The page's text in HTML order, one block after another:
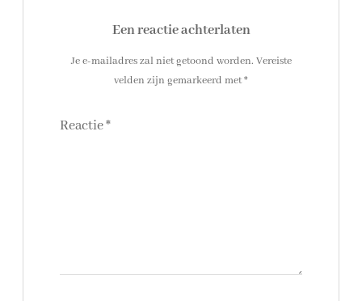
Een reactie achterlaten
Je e-mailadres zal niet getoond worden. Vereiste
velden zijn gemarkeerd met*
Reactie*